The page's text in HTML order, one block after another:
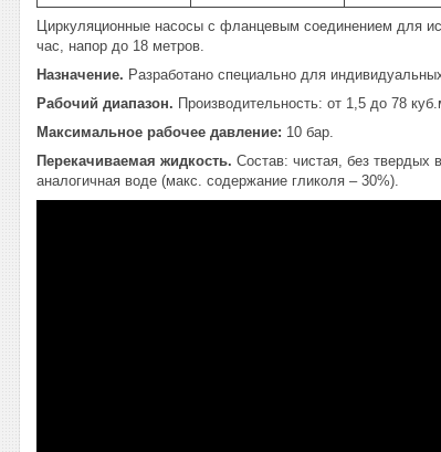
Циркуляционные насосы с фланцевым соединением для
час, напор до 18 метров.
Назначение. Разработано специально для
Рабочий диапазон. Производительность: от 1,5 до 78
Максимальное рабочее давление: 10 бар.
Перекачиваемая жидкость. Состав: чистая, без твердых
аналогичная воде (макс. содержание гликоля – 30%).